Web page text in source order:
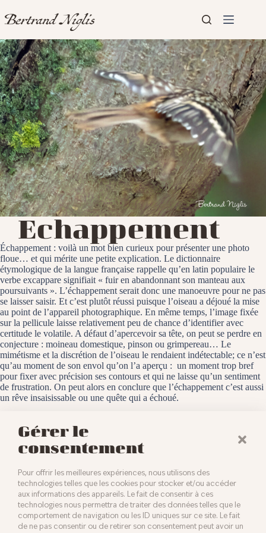
Gérer le
consentement
Pour offrir les meilleures expériences, nous utilisons des
technologies telles que les cookies pour stocker et/ou accéder
aux informations des appareils. Le fait de consentir à ces
technologies nous permettra de traiter des données telles que le
comportement de navigation ou les ID uniques sur ce site. Le fait
de ne pas consentir ou de retirer son consentement peut avoir un
au
contenu
Aucun
résultat
Accueil
Présentation
Articles
Echappement
Échappement : voilà un mot bien curieux pour présenter une photo
floue… et qui mérite une petite explication. Le dictionnaire
étymologique de la langue française rappelle qu’en latin populaire le
verbe excappare signifiait « fuir en abandonnant son manteau aux
poursuivants ». L’échappement serait donc une manoeuvre pour ne pas
se laisser saisir. Et c’est plutôt réussi puisque l’oiseau a déjoué la mise
au point de l’appareil photographique. En même temps, l’image fixée
sur la pellicule laisse relativement peu de chance d’identifier avec
certitude le volatile. A défaut d’apercevoir sa tête, on peut se perdre en
conjecture : moineau domestique, pinson ou grimpereau… Le
mimétisme et la discrétion de l’oiseau le rendaient indétectable; ce n’est
qu’au moment de son envol qu’on l’a aperçu : un moment trop bref
pour fixer avec précision ses contours et qui ne laisse qu’un sentiment
de frustration. On peut alors en conclure que l’échappement c’est aussi
un rêve insaisissable ou une quête qui a échoué.